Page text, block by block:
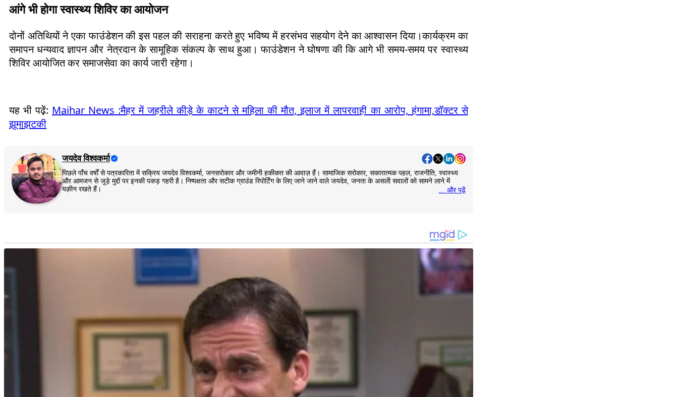
आंगे भी होगा स्वास्थ्य शिविर का आयोजन
दोनों अतिथियों ने एका फाउंडेशन की इस पहल की सराहना करते हुए भविष्य में हरसंभव सहयोग देने का आश्वासन दिया।कार्यक्रम का
समापन धन्यवाद ज्ञापन और नेत्रदान के सामूहिक संकल्प के साथ हुआ। फाउंडेशन ने घोषणा की कि आगे भी समय-समय पर स्वास्थ्य
शिविर आयोजित कर समाजसेवा का कार्य जारी रहेगा।
यह भी पढ़ें: Maihar News :मैहर में जहरीले कीड़े के काटने से महिला की मौत, इलाज में लापरवाही का आरोप, हंगामा,डॉक्टर से
झूमाझटकी
जयदेव विश्वकर्मा
पिछले पाँच वर्षों से पत्रकारिता में सक्रिय जयदेव विश्वकर्मा, जनसरोकार और जमीनी हकीकत की आवाज़ हैं। सामाजिक सरोकार, सकारात्मक पहल, राजनीति, स्वास्थ्य
और आमजन से जुड़े मुद्दों पर इनकी पकड़ गहरी है। निष्पक्षता और सटीक ग्राउंड रिपोर्टिंग के लिए जाने जाने वाले जयदेव, जनता के असली सवालों को सामने लाने में
यक़ीन रखते हैं।
... और पढ़ें